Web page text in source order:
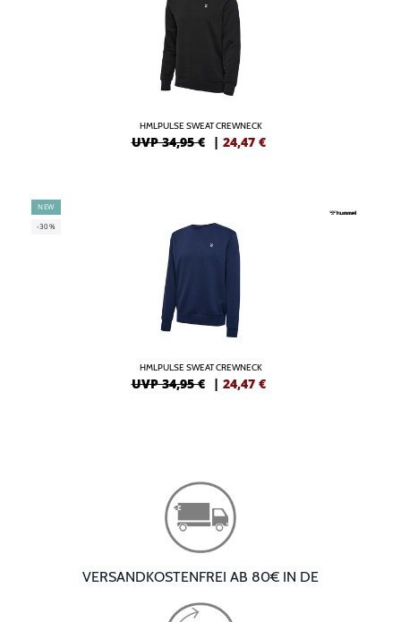
HMLPULSE SWEAT CREWNECK
UVP 34,95 € | 24,47 €
NEW
-30%
HMLPULSE SWEAT CREWNECK
UVP 34,95 € | 24,47 €
VERSANDKOSTENFREI AB 80€ IN DE